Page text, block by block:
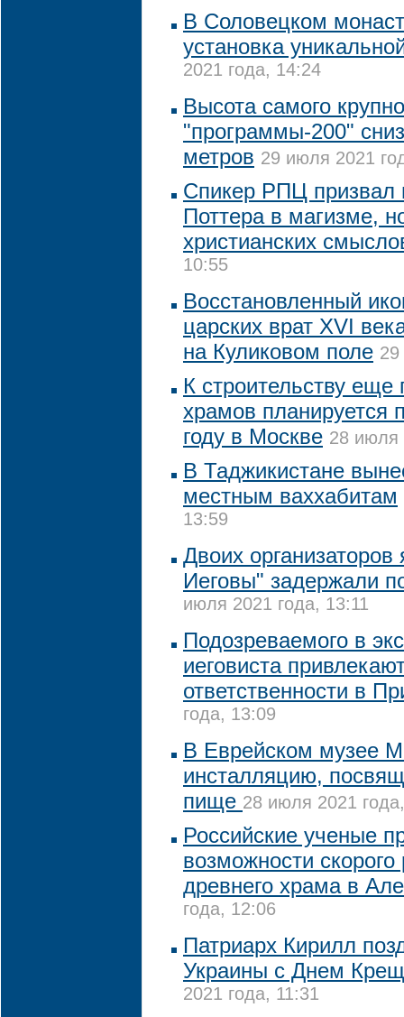
В Соловецком
установка
2021 года, 14:24
Высота самого
"программы-200"
метров 29 июля 2021
Спикер РПЦ призвал
Поттера в магизме,
христианских
10:55
Восстановленный
царских врат XVI
на Куликовом поле
К строительству
храмов планируется
году в Москве 28 июля
В Таджикистане
местным ваххабитам
13:59
Двоих
Иеговы" задержали
июля 2021 года, 13:11
Подозреваемого в
иеговиста
ответственности в
года, 13:09
В Еврейском музее
инсталляцию,
пище 28 июля 2021
Российские ученые
возможности
древнего храма в
года, 12:06
Патриарх Кирилл
Украины с Днем
2021 года, 11:31